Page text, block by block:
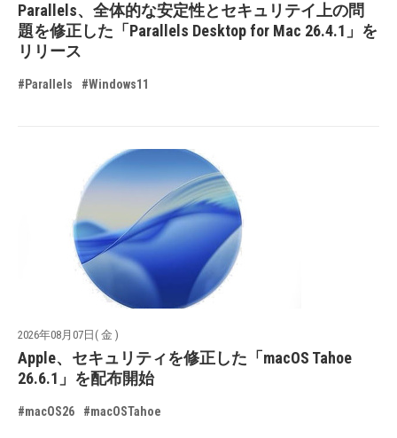
Parallels、全体的な安定性とセキュリテイ上の問
題を修正した「Parallels Desktop for Mac 26.4.1」を
リリース
#Parallels #Windows11
2026年08月07日( 金 )
Apple、セキュリティを修正した「macOS Tahoe
26.6.1」を配布開始
#macOS26 #macOSTahoe